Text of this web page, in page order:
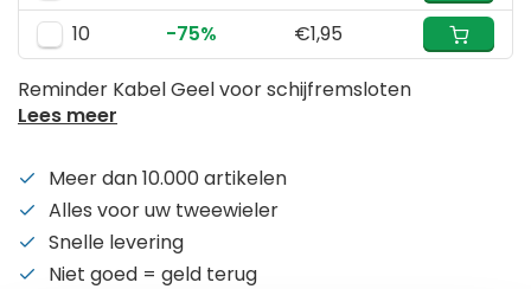
10
-75% €1,95
Reminder Kabel Geel voor schijfremsloten
Lees meer
Meer dan 10.000 artikelen
Alles voor uw tweewieler
Snelle levering
Niet goed = geld terug